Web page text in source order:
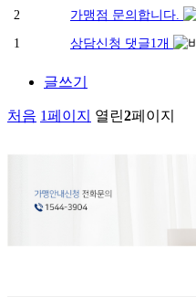
2 가맹점 문의합니다.
1
상담신청 댓글1개
글쓰기
처음 1페이지 열린2페이지